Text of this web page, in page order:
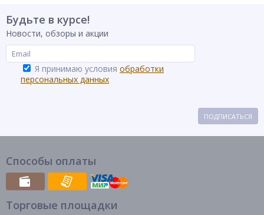
Будьте в курсе!
Новости, обзоры и акции
Я принимаю условия обработки
персональных данных
ПОДПИСАТЬСЯ
Способы оплаты
Торговые площадки